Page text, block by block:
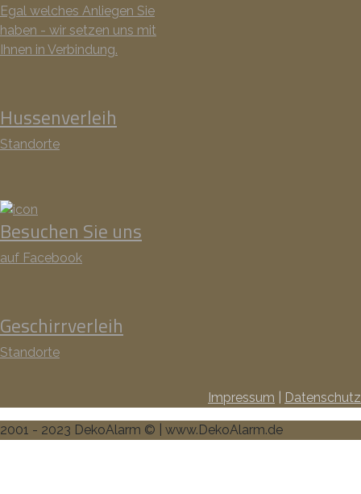
Egal welches Anliegen Sie
haben - wir setzen uns mit
Ihnen in Verbindung.
Hussenverleih
Standorte
Besuchen Sie uns
auf Facebook
Geschirrverleih
Standorte
Impressum Datenschutz
2001 - 2023 DekoAlarm © | www.DekoAlarm.de